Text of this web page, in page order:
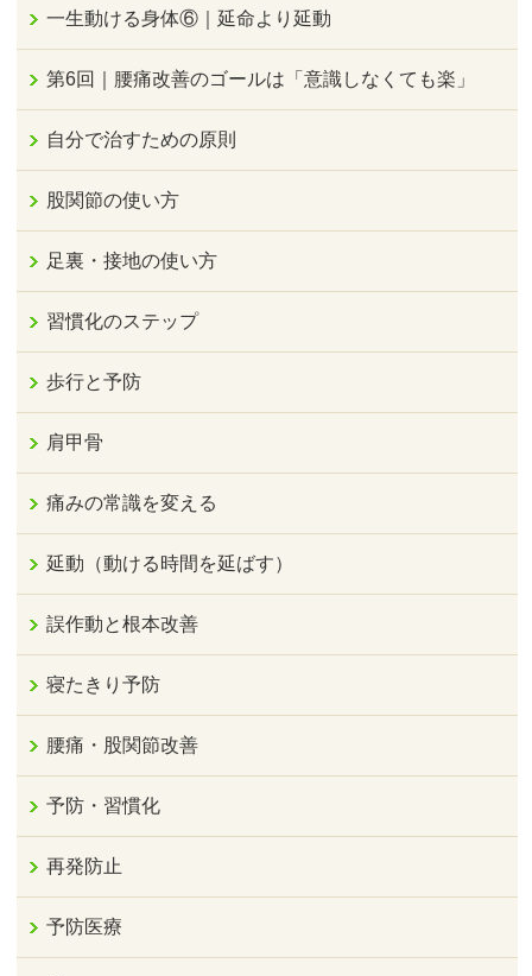
一生動ける身体⑥｜延命より延動
第6回｜腰痛改善のゴールは「意識しなくても楽」
自分で治すための原則
股関節の使い方
足裏・接地の使い方
習慣化のステップ
歩行と予防
肩甲骨
痛みの常識を変える
延動（動ける時間を延ばす）
誤作動と根本改善
寝たきり予防
腰痛・股関節改善
予防・習慣化
再発防止
予防医療